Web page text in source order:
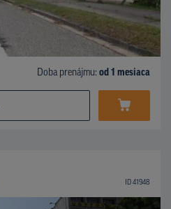
Doba prenájmu: od 1 mesiaca
ID 41948